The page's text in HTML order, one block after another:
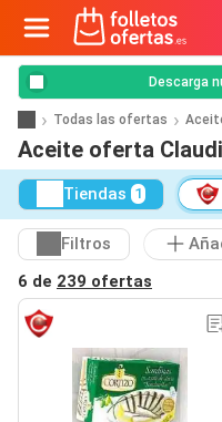
Descarga
Todas las ofertas
Aceite oferta
Tiendas 1
Filtros
6 de 239 ofertas